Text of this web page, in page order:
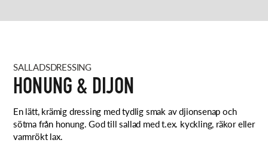
SALLADSDRESSING
HONUNG & DIJON
En lätt, krämig dressing med tydlig smak av djionsenap och
sötma från honung. God till sallad med t.ex. kyckling, räkor eller
varmrökt lax.